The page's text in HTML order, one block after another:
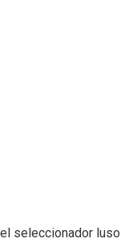
seleccionador luso